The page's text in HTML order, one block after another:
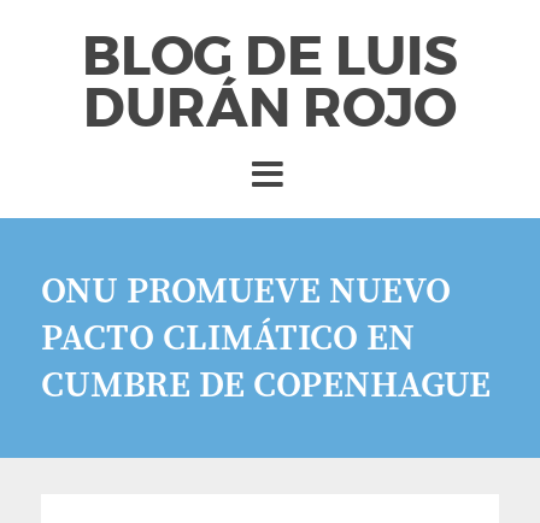
BLOG DE LUIS
DURÁN ROJO
ONU PROMUEVE NUEVO
PACTO CLIMÁTICO EN
CUMBRE DE COPENHAGUE